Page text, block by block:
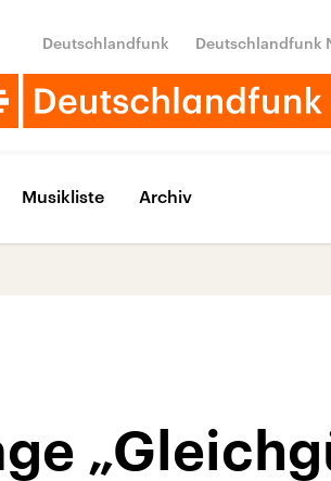
Deutschlandfunk Deutschlandfunk
Musikliste Archiv